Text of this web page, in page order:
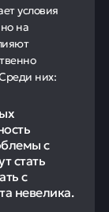
условия
на
них:
с
стать
с
невелика.